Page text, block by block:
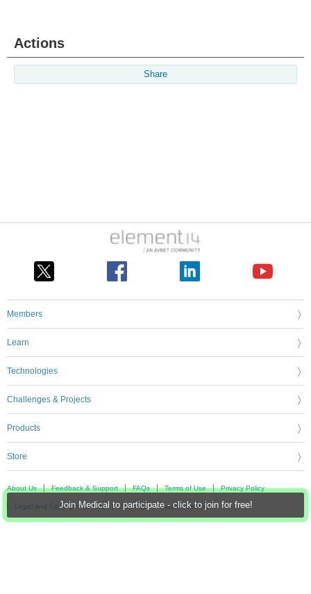
Join Medical to participate - click to join for free!
Actions
Share
Members
Learn
Technologies
Challenges & Projects
Products
Store
About Us Feedback & Support FAQs Terms of Use Privacy Policy
Legal and Copyright Notices Sitemap Cookie Settings